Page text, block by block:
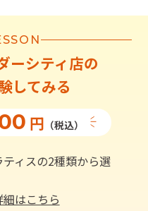
ーシティ店の
してみる
円 （税込）
ィスの2種類から選
はこちら